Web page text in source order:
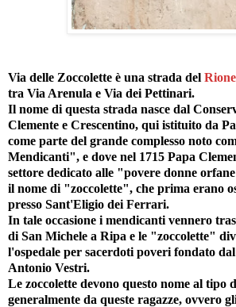
Via delle Zoccolette è una strada del
tra Via Arenula e Via dei Pettinari.
Il nome di questa strada nasce dal
Clemente e Crescentino, qui istituito da
come parte del grande complesso noto
Mendicanti", e dove nel 1715 Papa
settore dedicato alle "povere donne
il nome di "zoccolette", che prima erano
presso Sant'Eligio dei Ferrari.
In tale occasione i mendicanti vennero
di San Michele a Ripa e le "zoccolette"
l'ospedale per sacerdoti poveri fondato
Antonio Vestri.
Le zoccolette devono questo nome al tipo
generalmente da queste ragazze, ovvero